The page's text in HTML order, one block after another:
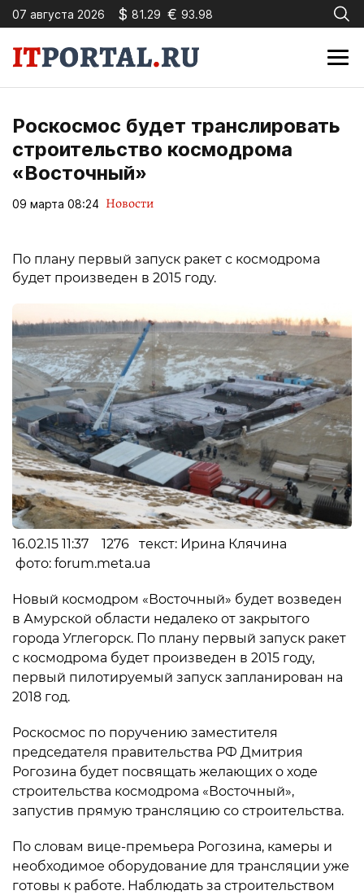
07 августа 2026 $ 81.29 € 93.98
Роскосмос будет транслировать
строительство космодрома
«Восточный»
09 марта 08:24 Новости
По плану первый запуск ракет с космодрома
будет произведен в 2015 году.
16.02.15 11:37 1276 текст: Ирина Клячина
фото: forum.meta.ua
Новый космодром «Восточный» будет возведен
в Амурской области недалеко от закрытого
города Углегорск. По плану первый запуск ракет
с космодрома будет произведен в 2015 году,
первый пилотируемый запуск запланирован на
2018 год.
Роскосмос по поручению заместителя
председателя правительства РФ Дмитрия
Рогозина будет посвящать желающих о ходе
строительства космодрома «Восточный»,
запустив прямую трансляцию со строительства.
По словам вице-премьера Рогозина, камеры и
необходимое оборудование для трансляции уже
готовы к работе. Наблюдать за строительством